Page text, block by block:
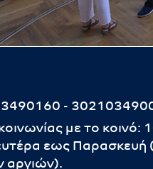
-
με το κοινό:
εως Παρασκευή
αργιών).